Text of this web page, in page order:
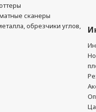
сканеры
обрезчики углов,